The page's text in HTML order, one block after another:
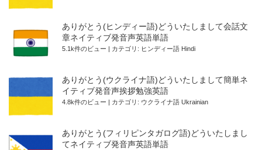
ありがとう(ヒンディー語)どういたしまして会話文
章ネイティブ発音声英語単語
5.1k件のビュー カテゴリ: ヒンディー語 Hindi
ありがとう(ウクライナ語)どういたしまして簡単ネ
イティブ発音声挨拶勉強英語
4.8k件のビュー カテゴリ: ウクライナ語 Ukrainian
ありがとう(フィリピンタガログ語)どういたしまし
てネイティブ発音声英語単語